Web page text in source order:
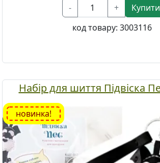
- +
Купити
код товару: 3003116
Набір для шиття Підвіска
новинка!